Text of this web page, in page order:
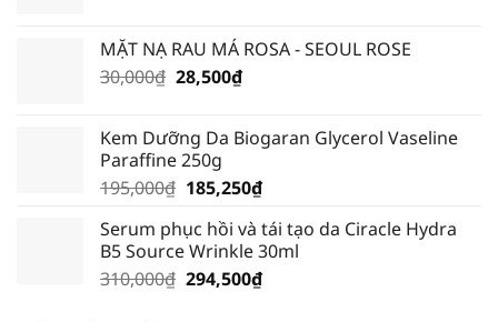
135,000₫.là:
MẶT NẠ RAU MÁ ROSA - SEOUL ROSE
30,000₫ Giá
30,000₫.
28,500₫Giá
là:
Kem Dưỡng Da Biogaran Glycerol Vaseline
Paraffine 250g
195,000₫ Giá
là:
195,000₫.
185,250₫Giá
tại
là:
185,250₫.
Serum phục hồi và tái tạo da Ciracle Hydra
B5 Source Wrinkle 30ml
310,000₫ Giá
294,500₫Giá